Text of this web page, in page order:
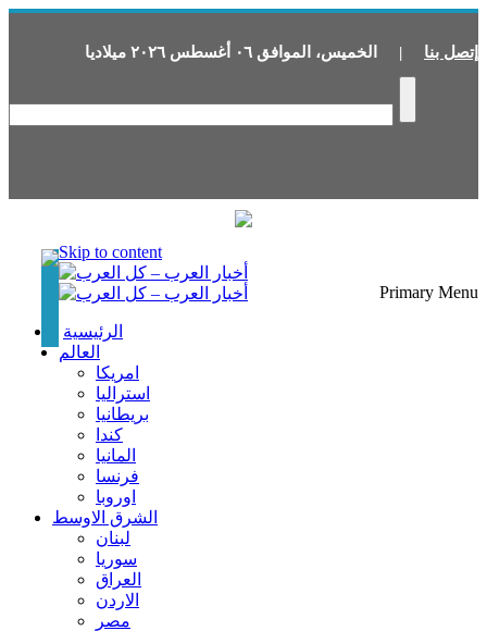
إتصل بنا | الخميس، الموافق ٠٦ أغسطس ٢٠٢٦ ميلاديا
Skip to content
Primary Menu
الرئيسية
العالم
امريكا
استراليا
بريطانيا
كندا
المانيا
فرنسا
اوروبا
الشرق الاوسط
لبنان
سوريا
العراق
الاردن
مصر